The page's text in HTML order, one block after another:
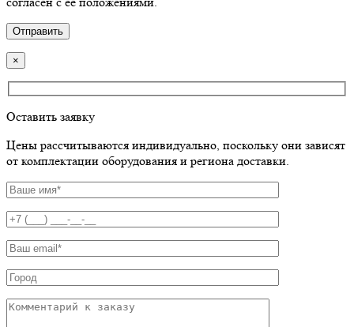
×
Оставить заявку
Цены рассчитываются индивидуально, поскольку они зависят
от комплектации оборудования и региона доставки.